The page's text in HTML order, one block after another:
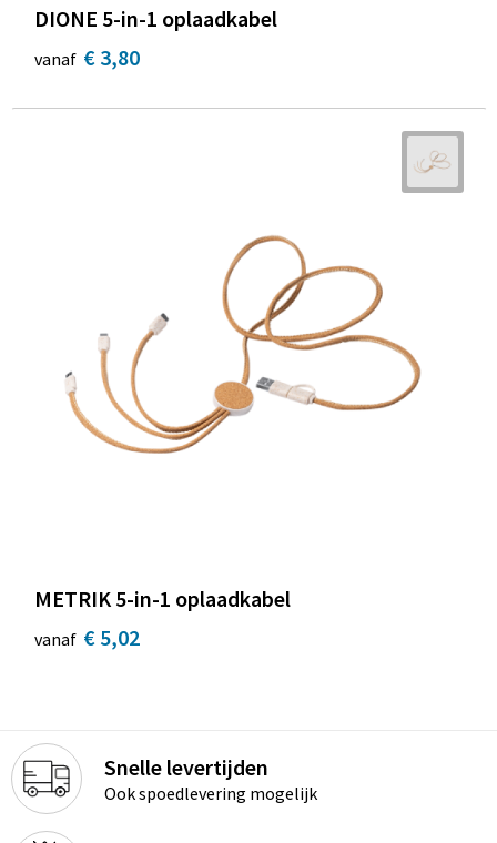
DIONE 5-in-1 oplaadkabel
vanaf € 3,80
METRIK 5-in-1 oplaadkabel
vanaf € 5,02
Snelle levertijden
Ook spoedlevering mogelijk